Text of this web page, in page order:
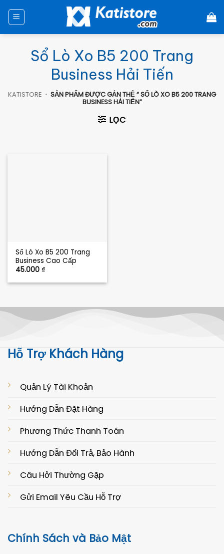
đến
Sổ Lò Xo B5 200 Trang
Business Hải Tiến
KATISTORE • SẢN PHẨM ĐƯỢC GẮN THẺ “ SỔ LÒ XO B5 200 TRANG
BUSINESS HẢI TIẾN”
LỌC
Sổ Lò Xo B5 200 Trang
Business Cao Cấp
45.000₫
Hỗ Trợ Khách Hàng
Quản Lý Tài Khoản
Hướng Dẫn Đặt Hàng
Phương Thức Thanh Toán
Hướng Dẫn Đổi Trả, Bảo Hành
Câu Hởi Thường Gặp
Gửi Email Yêu Cầu Hỗ Trợ
Chính Sách và Bảo Mật